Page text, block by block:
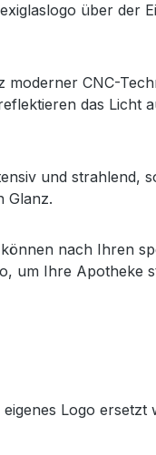
über der
CNC-
das Licht
und
Glanz.
nach Ihren
um Ihre Apotheke
Logo ersetzt